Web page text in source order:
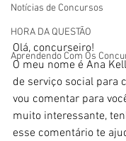
Notícias de Concursos
HORA DA QUESTÃO
Aprendendo Com Os
Olá, concurseiro!
O meu nome é Ana
de serviço social para
vou comentar para
muito interessante,
esse comentário te